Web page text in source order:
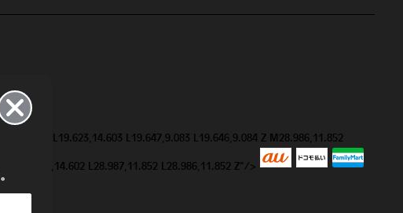
L19.623,14.603 L19.647,9.083 L19.646,9.084 Z M28.986,11.852
L31.499,14.602 L28.987,11.852 L28.986,11.852 Z"/>